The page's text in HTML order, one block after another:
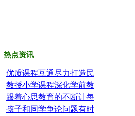
热点资讯
优质课程互通尽力打造民
教授小学课程深化学前教
跟着心思教育的不断让每
孩子和同学争论问题有时